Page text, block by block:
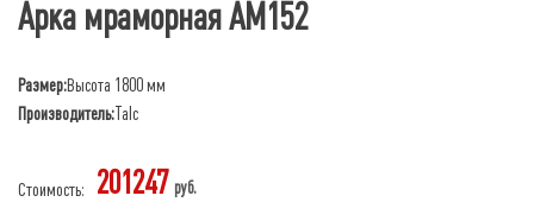
Арка мраморная АМ152
Размер:Высота 1800 мм
Производитель: Talc
Стоимость: 201247 руб.